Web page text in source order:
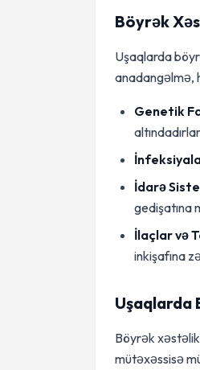
Böyrək
Uşaqlarda
anadangəlmə,
Genetik
İdarə
gedişatına
İlaçlar və
inkişafına
Uşaqlarda
Böyrək
mütəxəssisə